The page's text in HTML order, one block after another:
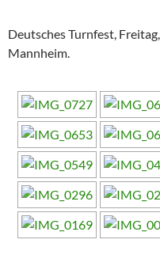
Deutsches Turnfest,
Mannheim.